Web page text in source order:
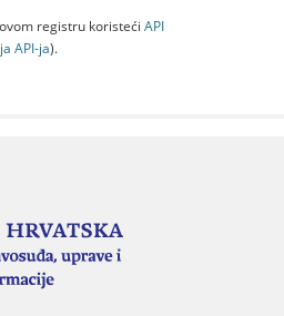
registru koristeći API
API-jа).